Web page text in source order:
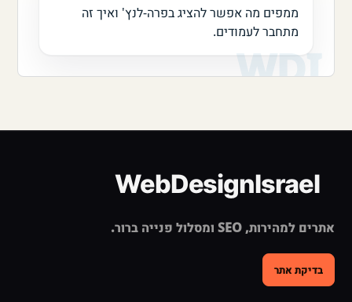
ממפים מה אפשר להציג בפרה-לנץ' ואיך זה
מתחבר לעמודים.
אתרים למהירות, SEO ומסלול פנייה ברור.
בדיקת אתר